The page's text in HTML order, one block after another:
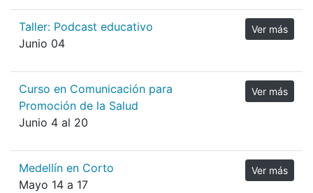
Taller: Podcast educativo
Junio 04
Ver más
Curso en Comunicación para
Promoción de la Salud
Junio 4 al 20
Ver más
Medellín en Corto
Mayo 14 a 17
Ver más